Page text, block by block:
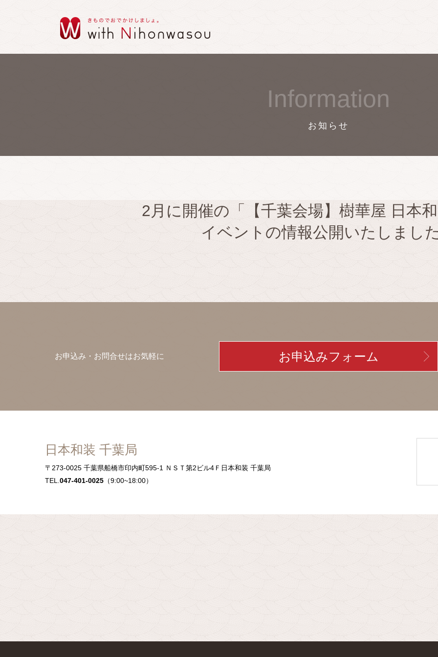
Information
お知らせ
2月に開催の「【千葉会場】樹華屋 日本
イベントの情報公開いたしまし
お申込み・お問合せはお気軽に お申込みフォーム
日本和装 千葉局
〒273-0025 千葉県船橋市印内町595-1 ＮＳＴ第2ビル4Ｆ日本和装 千葉局
TEL. 047-401-0025 （9:00~18:00）